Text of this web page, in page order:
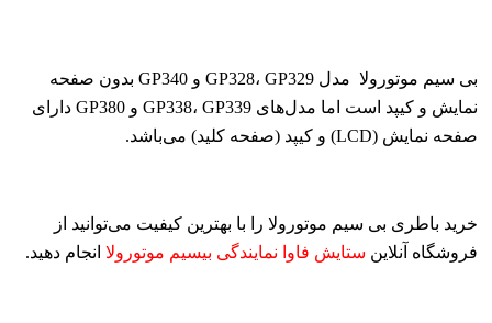
بی سیم موتورولا مدل GP328، GP329 و GP340 بدون صفحه
نمایش و کیپد است اما مدل‌های GP338، GP339 و GP380 دارای
صفحه نمایش (LCD) و کیپد (صفحه کلید) می‌باشد.
خرید باطری بی سیم موتورولا را با بهترین کیفیت می‌توانید از
فروشگاه آنلاین ستایش فاوا نمایندگی بیسیم موتورولا انجام دهید.